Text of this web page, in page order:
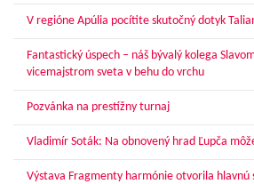
V regióne Apúlia pocítite skutočný dotyk
Fantastický úspech – náš bývalý kolega
vicemajstrom sveta v behu do vrchu
Pozvánka na prestížny turnaj
Vladimír Soták: Na obnovený hrad Ľupča
Výstava Fragmenty harmónie otvorila hlavnú